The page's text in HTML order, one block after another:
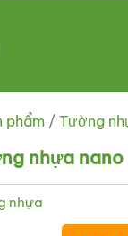
phẩm / Tường
nhựa nano
nhựa